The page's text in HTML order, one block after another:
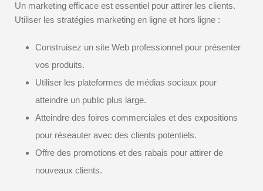
Un marketing efficace est essentiel pour attirer les clients.
Utiliser les stratégies marketing en ligne et hors ligne :
Construisez un site Web professionnel pour présenter
vos produits.
Utiliser les plateformes de médias sociaux pour
atteindre un public plus large.
Atteindre des foires commerciales et des expositions
pour réseauter avec des clients potentiels.
Offre des promotions et des rabais pour attirer de
nouveaux clients.